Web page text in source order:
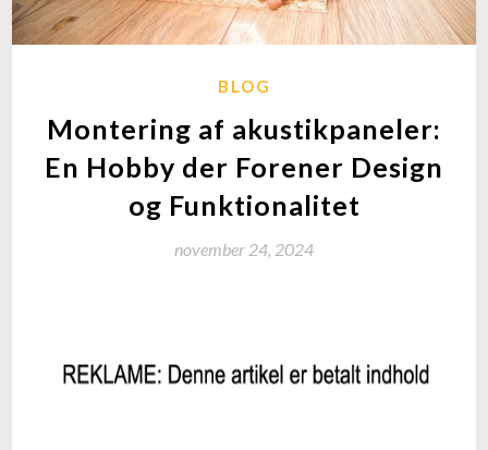
BLOG
Montering af akustikpaneler:
En Hobby der Forener Design
og Funktionalitet
november 24, 2024